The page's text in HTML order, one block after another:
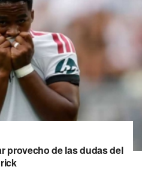
provecho de las dudas del